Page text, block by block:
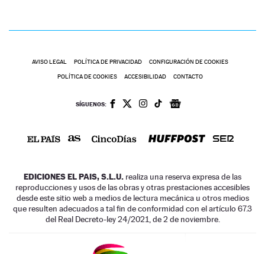
AVISO LEGAL POLÍTICA DE PRIVACIDAD CONFIGURACIÓN DE COOKIES
POLÍTICA DE COOKIES ACCESIBILIDAD CONTACTO
SÍGUENOS:
EDICIONES EL PAIS, S.L.U. realiza una reserva expresa de las
reproducciones y usos de las obras y otras prestaciones accesibles
desde este sitio web a medios de lectura mecánica u otros medios
que resulten adecuados a tal fin de conformidad con el artículo 67.3
del Real Decreto-ley 24/2021, de 2 de noviembre.